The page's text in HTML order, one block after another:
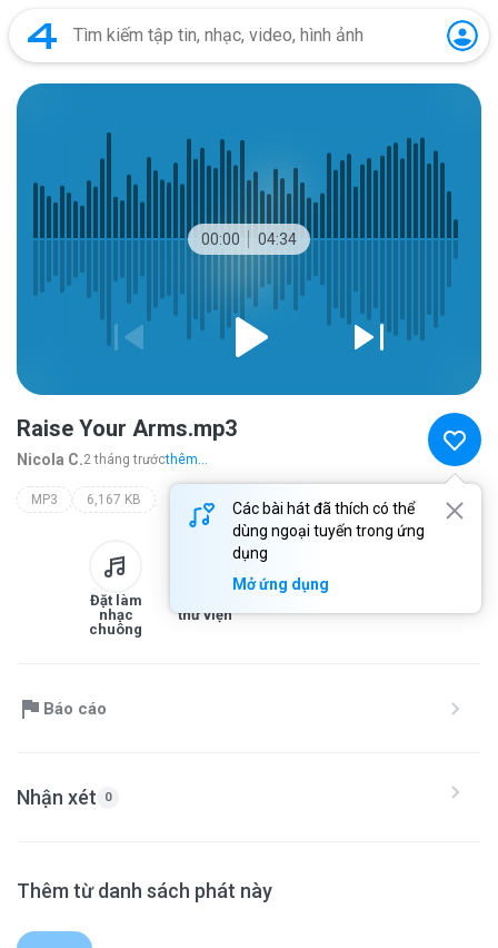
00:00 04:34
Các bài hát đã thích có thể
dùng ngoại tuyến trong ứng
dụng
Mở ứng dụng
Raise Your Arms.mp3
Nicola C.2 tháng trướcthêm...
MP3 6,167 KB
Đặt làm
nhạc
chuông
thư viện
Báo cáo
Nhận xét 0
Thêm từ danh sách phát này